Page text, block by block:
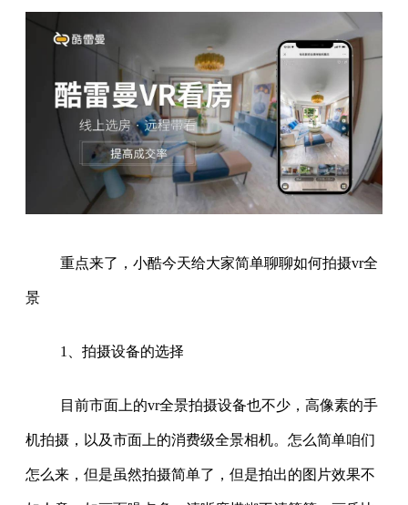
重点来了，小酷今天给大家简单聊聊如何拍摄vr全
景
1、拍摄设备的选择
目前市面上的vr全景拍摄设备也不少，高像素的手
机拍摄，以及市面上的消费级全景相机。怎么简单咱们
怎么来，但是虽然拍摄简单了，但是拍出的图片效果不